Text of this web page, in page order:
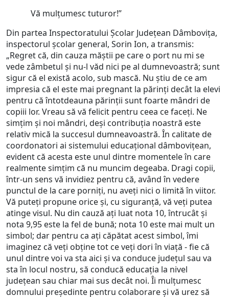
Vă mulțumesc tuturor!”
Din partea Inspectoratului Școlar Județean Dâmbovița,
inspectorul școlar general, Sorin Ion, a transmis:
„Regret că, din cauza măștii pe care o port nu mi se
vede zâmbetul și nu-l văd nici pe al dumnevoastră; sunt
sigur că el există acolo, sub mască. Nu știu de ce am
impresia că el este mai pregnant la părinți decât la elevi
pentru că întotdeauna părinții sunt foarte mândri de
copiii lor. Vreau să vă felicit pentru ceea ce faceți. Ne
simțim și noi mândri, deși contribuția noastră este
relativ mică la succesul dumneavoastră. În calitate de
coordonatori ai sistemului educațional dâmbovițean,
evident că acesta este unul dintre momentele în care
realmente simțim că nu muncim degeaba. Dragi copii,
într-un sens vă invidiez pentru că, având în vedere
punctul de la care porniți, nu aveți nici o limită în viitor.
Vă puteți propune orice și, cu siguranță, vă veți putea
atinge visul. Nu din cauză ați luat nota 10, întrucât și
nota 9,95 este la fel de bună; nota 10 este mai mult un
simbol; dar pentru ca ați căpătat acest simbol, îmi
imaginez că veți obține tot ce veți dori în viață - fie că
unul dintre voi va sta aici și va conduce județul sau va
sta în locul nostru, să conducă educația la nivel
județean sau chiar mai sus decât noi. Îi mulțumesc
domnului președinte pentru colaborare și vă urez să